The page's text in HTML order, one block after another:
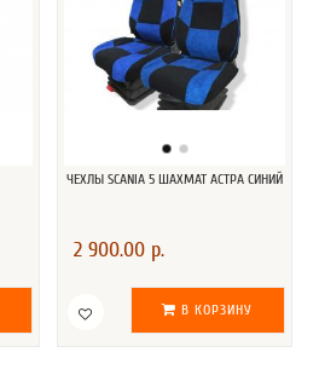
ЧЕХЛЫ SCANIA 5 ШАХМАТ АСТРА СИНИЙ
2 900.00 р.
В КОРЗИНУ